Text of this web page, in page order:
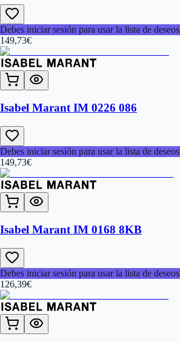
Debes iniciar sesión para usar la lista de deseos
149,73€
Isabel Marant IM 0226 086
Debes iniciar sesión para usar la lista de deseos
149,73€
Isabel Marant IM 0168 8KB
Debes iniciar sesión para usar la lista de deseos
126,39€